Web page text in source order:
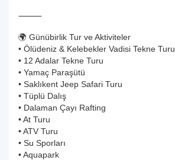
⸻
🌍 Günübirlik Tur ve Aktiviteler
• Ölüdeniz & Kelebekler Vadisi Tekne Turu
• 12 Adalar Tekne Turu
• Yamaç Paraşütü
• Saklıkent Jeep Safari Turu
• Tüplü Dalış
• Dalaman Çayı Rafting
• At Turu
• ATV Turu
• Su Sporları
• Aquapark